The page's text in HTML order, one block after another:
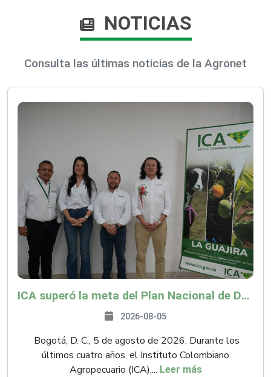
NOTICIAS
Consulta las últimas noticias de la Agronet
ICA superó la meta del Plan Nacional de Desarrollo y abrió 61 mercados internacionales
2026-08-05
Bogotá, D. C., 5 de agosto de 2026. Durante los
últimos cuatro años, el Instituto Colombiano
Agropecuario (ICA),... Leer más